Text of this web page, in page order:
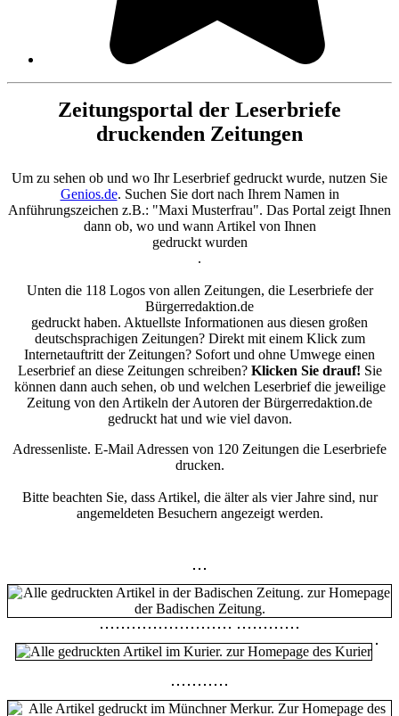
Zeitungsportal der Leserbriefe
druckenden Zeitungen
Um zu sehen ob und wo Ihr Leserbrief gedruckt wurde, nutzen Sie
Genios.de. Suchen Sie dort nach Ihrem Namen in
Anführungszeichen z.B.: "Maxi Musterfrau". Das Portal zeigt Ihnen
dann ob, wo und wann Artikel von Ihnen
gedruckt wurden
.
Unten die 118 Logos von allen Zeitungen, die Leserbriefe der
Bürgerredaktion.de
gedruckt haben. Aktuellste Informationen aus diesen großen
deutschsprachigen Zeitungen? Direkt mit einem Klick zum
Internetauftritt der Zeitungen? Sofort und ohne Umwege einen
Leserbrief an diese Zeitungen schreiben? Klicken Sie drauf! Sie
können dann auch sehen, ob und welchen Leserbrief die jeweilige
Zeitung von den Artikeln der Autoren der Bürgerredaktion.de
gedruckt hat und wie viel davon.
Adressenliste. E-Mail Adressen von 120 Zeitungen die Leserbriefe
drucken.
Bitte beachten Sie, dass Artikel, die älter als vier Jahre sind, nur
angemeldeten Besuchern angezeigt werden.